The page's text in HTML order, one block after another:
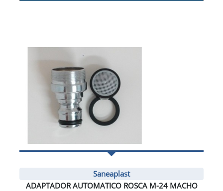
Saneaplast
ADAPTADOR AUTOMATICO ROSCA M-24 MACHO